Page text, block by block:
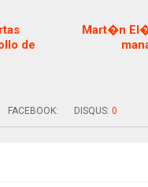
de
Mart�n
FACEBOOK: DISQUS: 0